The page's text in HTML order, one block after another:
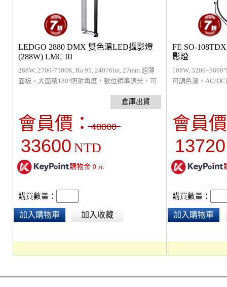
LEDGO 2880 DMX 雙色溫LED攝影燈
(288W) LMC III
288W, 2700-7500K, Ra 95, 24076lm, 27mm 超薄
面板、大面積180°照射角度，數位精準調光，可
會員價：48000
33600 NTD
購物金 0元
購買數量：
加入購物車 加入收藏
FE SO-
影燈
108W,
可調色溫，AC/
會員
13720
購買數量：
加入購物車